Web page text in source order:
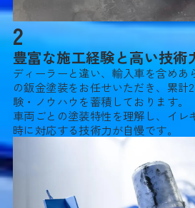
2
豊富な施工経験と高い技術
ディーラーと違い、輸入車を含めあ
の鈑金塗装をお任せいただき、累計
験・ノウハウを蓄積しております。
車両ごとの塗装特性を理解し、イレ
時に対応する技術力が自慢です。